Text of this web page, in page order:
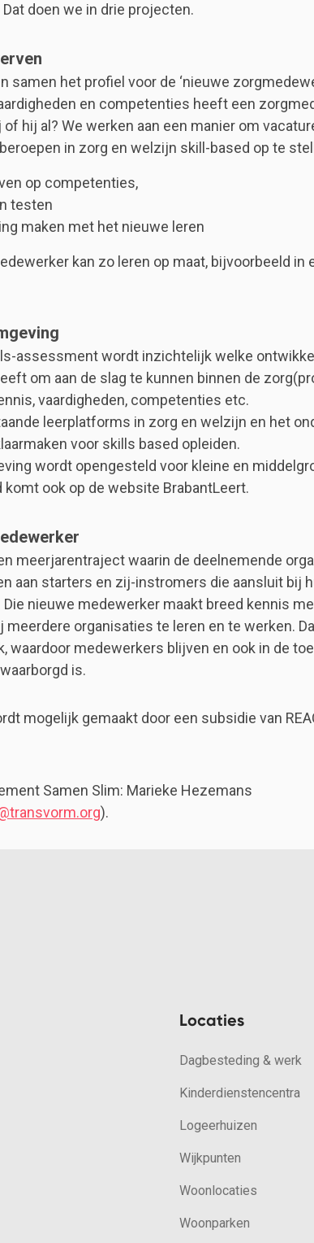
doen we in drie projecten.
samen het profiel voor de ‘nieuwe
en competenties heeft een
hij al? We werken aan een manier om
in zorg en welzijn skill-based op te
op competenties,
testen
maken met het nieuwe leren
kan zo leren op maat, bijvoorbeeld in
assessment wordt inzichtelijk welke
om aan de slag te kunnen binnen de
vaardigheden, competenties etc.
leerplatforms in zorg en welzijn en het
voor skills based opleiden.
wordt opengesteld voor kleine en
komt ook op de website BrabantLeert.
meerjarentraject waarin de deelnemende
aan starters en zij-instromers die aansluit bij
Die nieuwe medewerker maakt breed kennis
meerdere organisaties te leren en te werken.
waardoor medewerkers blijven en ook in de
is.
mogelijk gemaakt door een subsidie van
Samen Slim: Marieke Hezemans
).
Locaties
Dagbesteding & werk
Kinderdienstencentra
Logeerhuizen
Wijkpunten
Woonlocaties
Woonparken